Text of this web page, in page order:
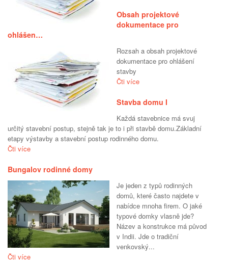
Obsah projektové
dokumentace pro
ohlášen…
Rozsah a obsah projektové
dokumentace pro ohlášení
stavby
Čti více
Stavba domu I
Každá stavebnice má svuj
určitý stavební postup, stejně tak je to i při stavbě domu.Základní
etapy výstavby a stavební postup rodinného domu.
Čti více
Bungalov rodinné domy
Je jeden z typů rodinných
domů, které často najdete v
nabídce mnoha firem. O jaké
typové domky vlasně jde?
Název a konstrukce má původ
v Indii. Jde o tradiční
venkovský...
Čti více